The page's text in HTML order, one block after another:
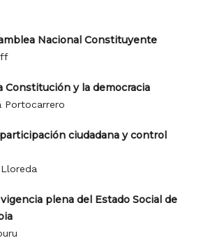
Nacional Constituyente
Constitución y la democracia
Portocarrero
ciudadana y control
plena del Estado Social de